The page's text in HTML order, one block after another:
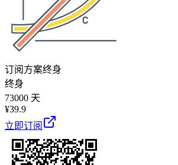
订阅方案终身
终身
73000 天
¥39.9
立即订阅